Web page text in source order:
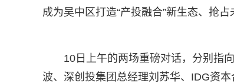
成为吴中区打造“产投融合”新生态、抢占
10日上午的两场重磅对话，分别指
波、深创投集团总经理刘苏华、IDG资